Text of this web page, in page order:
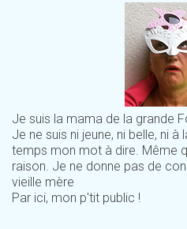
Je suis la mama de la grande
Je ne suis ni jeune, ni belle, ni
temps mon mot à dire. Même
raison. Je ne donne pas de
vieille mère
Par ici, mon p'tit public !